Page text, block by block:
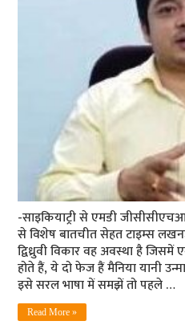
-साइकियाट्री से एमडी
से विशेष बातचीत सेहत टाइम्स
द्विध्रुवी विकार वह अवस्था है
होते हैं, ये दो फेज हैं मैनिया यानी
इसे सरल भाषा में समझें तो पहले …
Read More »